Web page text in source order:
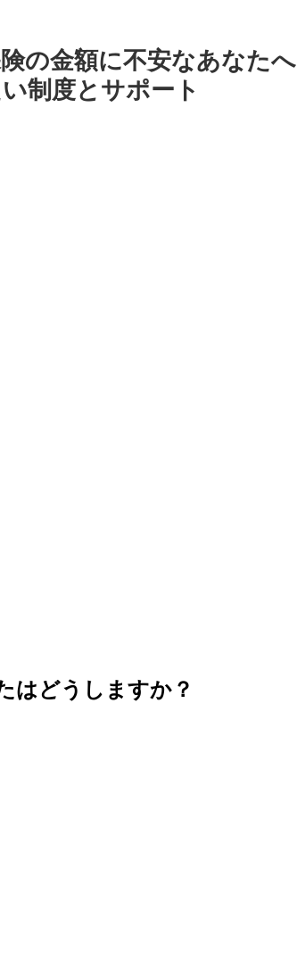
の金額に不安なあなたへ
制度とサポート
はどうしますか？